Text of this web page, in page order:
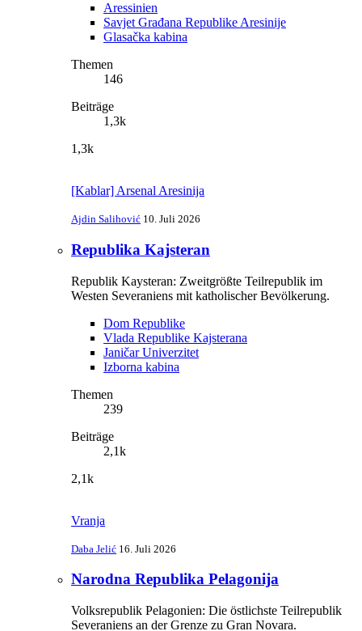
Aressinien
Savjet Građana Republike Aresinije
Glasačka kabina
Themen
146
Beiträge
1,3k
1,3k
[Kablar] Arsenal Aresinija
Ajdin Salihović 10. Juli 2026
Republika Kajsteran
Republik Kaysteran: Zweitgrößte Teilrepublik im
Westen Severaniens mit katholischer Bevölkerung.
Dom Republike
Vlada Republike Kajsterana
Janičar Univerzitet
Izborna kabina
Themen
239
Beiträge
2,1k
2,1k
Vranja
Daba Jelić 16. Juli 2026
Narodna Republika Pelagonija
Volksrepublik Pelagonien: Die östlichste Teilrepublik
Severaniens an der Grenze zu Gran Novara.